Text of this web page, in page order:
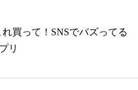
れ買って！SNSでバズってる
リ